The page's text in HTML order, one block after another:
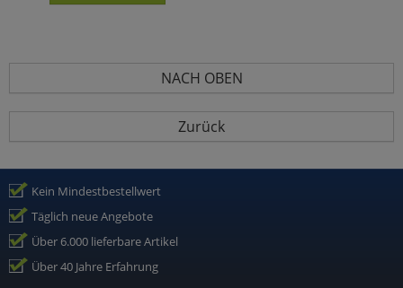
NACH OBEN
Zurück
Kein Mindestbestellwert
Täglich neue Angebote
Über 6.000 lieferbare Artikel
Über 40 Jahre Erfahrung